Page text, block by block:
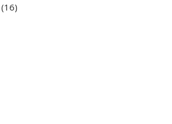
(16)